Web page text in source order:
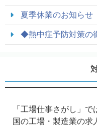
夏季休業のお知らせ
◆熱中症予防対策の
「工場仕事さがし」
国の工場・製造業の求